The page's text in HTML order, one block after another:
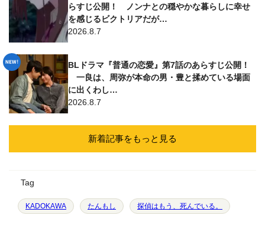
らすじ公開！ ノンナとの穏やかな暮らしに幸せ
を感じるビクトリアだが…
2026.8.7
BLドラマ『普通の恋愛』第7話のあらすじ公開！
一良は、周弥が本命の男・豊と揉めている場面
に出くわし…
2026.8.7
新着記事をもっと見る
Tag
KADOKAWA たんもし 探偵はもう、死んでいる。